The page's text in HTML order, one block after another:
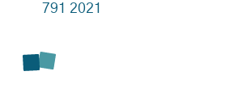
791 2021